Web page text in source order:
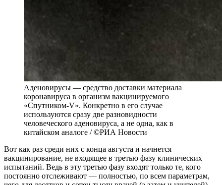
Аденовирусы — средство доставки материала
коронавируса в организм вакцинируемого
«Спутником-V». Конкретно в его случае
используются сразу две разновидности
человеческого аденовируса, а не одна, как в
китайском аналоге / ©РИА Новости
Вот как раз среди них с конца августа и начнется
вакцинирование, не входящее в третью фазу клинических
испытаний. Ведь в эту третью фазу входят только те, кого
постоянно отслеживают — полностью, по всем параметрам,